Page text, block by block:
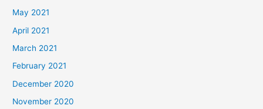
May 2021
April 2021
March 2021
February 2021
December 2020
November 2020